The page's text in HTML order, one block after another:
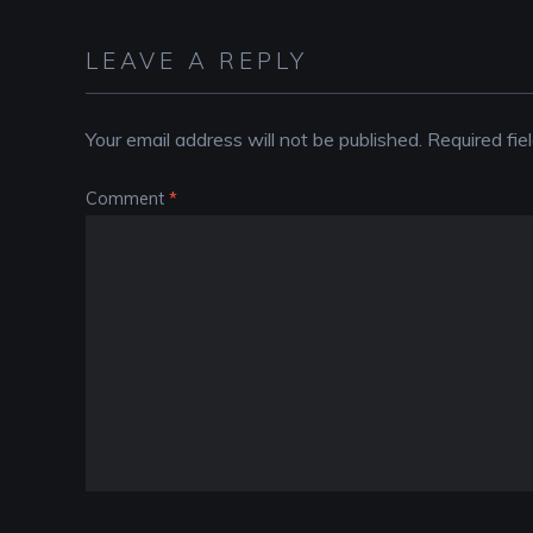
LEAVE A REPLY
Your email address will not be published. Required
Comment *